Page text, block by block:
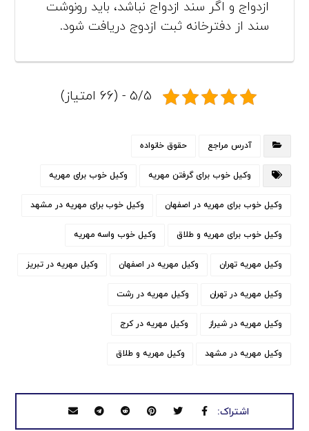
ازدواج و اگر سند ازدواج نباشد، باید رونوشت
سند از دفترخانه ثبت ازدوج دریافت شود.
5/5 - (66 امتیاز)
آدرس مراجع حقوق خانواده
وکیل خوب برای گرفتن مهریه وکیل خوب برای مهریه
وکیل خوب برای مهریه در اصفهان وکیل خوب برای مهریه در مشهد
وکیل خوب برای مهریه و طلاق وکیل خوب واسه مهریه
وکیل مهریه تهران وکیل مهریه در اصفهان وکیل مهریه در تبریز
وکیل مهریه در تهران وکیل مهریه در رشت
وکیل مهریه در شیراز وکیل مهریه در کرج
وکیل مهریه در مشهد وکیل مهریه و طلاق